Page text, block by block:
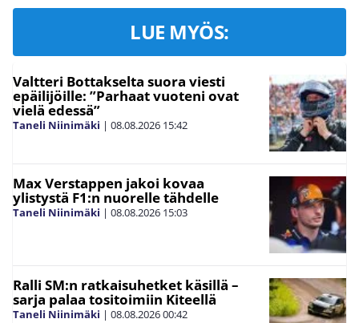
LUE MYÖS:
Valtteri Bottakselta suora viesti
epäilijöille: ”Parhaat vuoteni ovat
vielä edessä”
Taneli Niinimäki | 08.08.2026 15:42
Max Verstappen jakoi kovaa
ylistystä F1:n nuorelle tähdelle
Taneli Niinimäki | 08.08.2026 15:03
Ralli SM:n ratkaisuhetket käsillä –
sarja palaa tositoimiin Kiteellä
Taneli Niinimäki | 08.08.202600:42